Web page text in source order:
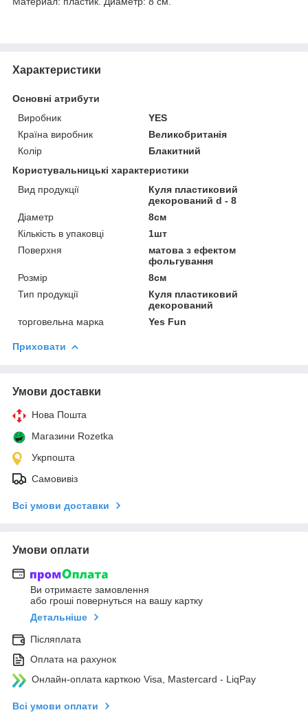
Характеристики
Основні атрибути
Виробник
YES
Країна виробник
Великобританія
Колір
Блакитний
Користувальницькі характеристики
Вид продукції
Куля пластиковий
декорований d - 8
Діаметр
8см
Кількість в упаковці
1шт
Поверхня
матова з ефектом
фольгування
Розмір
8см
Тип продукції
Куля пластиковий
декорований
торговельна марка
Yes Fun
Приховати
Умови доставки
Нова Пошта
Магазини Rozetka
Укрпошта
Самовивіз
Всі умови доставки
Умови оплати
Ви отримаєте замовлення
або гроші повернуться на вашу картку
Детальніше
Післяплата
Оплата на рахунок
Онлайн-оплата карткою Visa, Mastercard - LiqPay
Всі умови оплати